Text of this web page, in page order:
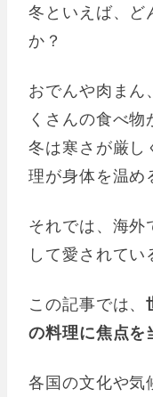
冬といえば、ど
か？
おでんや肉ま
くさんの食べ物
冬は寒さが厳し
理が身体を温め
それでは、海外
して愛されてい
この記事では、
の料理に焦点を
各国の文化や気